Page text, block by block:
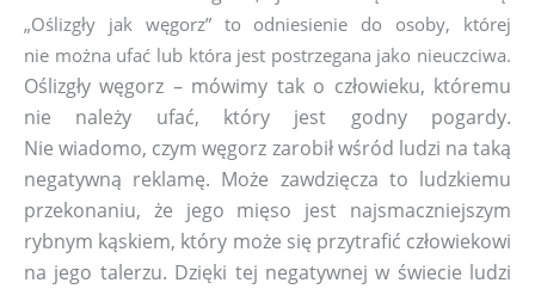
„Oślizgły jak węgorz” to odniesienie do osoby, której
nie można ufać lub która jest postrzegana jako nieuczciwa.
Oślizgły węgorz – mówimy tak o człowieku, któremu
nie należy ufać, który jest godny pogardy.
Nie wiadomo, czym węgorz zarobił wśród ludzi na taką
negatywną reklamę. Może zawdzięcza to ludzkiemu
przekonaniu, że jego mięso jest najsmaczniejszym
rybnym kąskiem, który może się przytrafić człowiekowi
na jego talerzu. Dzięki tej negatywnej w świecie ludzi